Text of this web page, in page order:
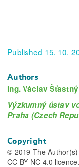
Published 15. 10.
Authors
Ing. Václav Šťastný
Výzkumný ústav
Praha (Czech
Copyright
© 2019 The
CC BY-NC 4.0 licence.